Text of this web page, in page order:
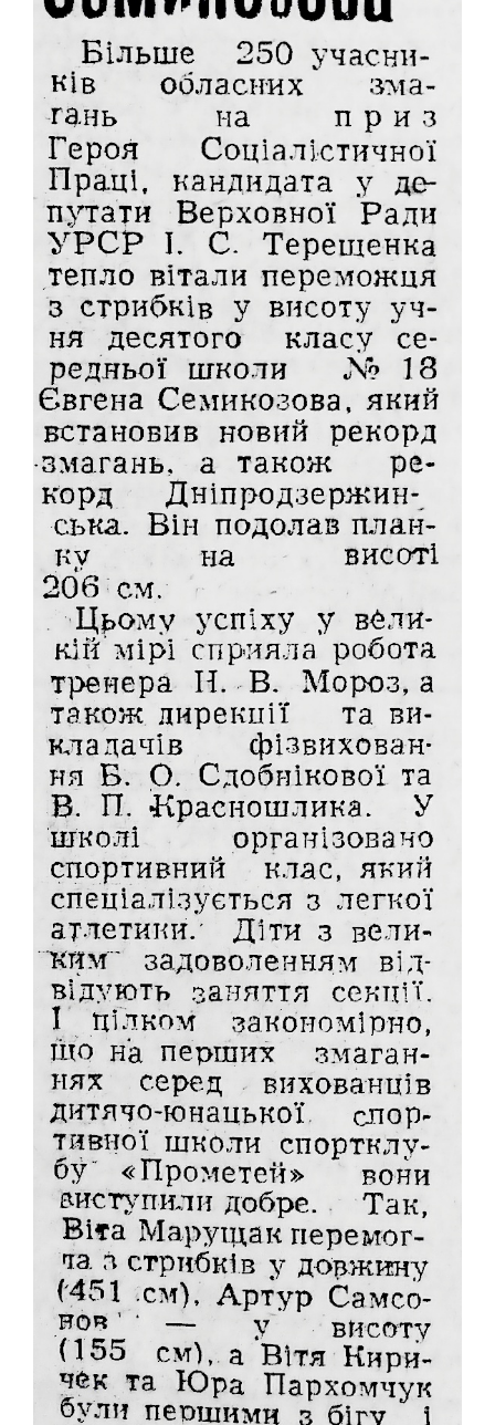
ШАХИ
СЕГИ
СПОРТИВНІ ТАНЦІ, ЧЕРЛІДІНГ
СПОРТИВНІ ТАНЦІ
ЧЕРЛІДІНГ
БІЛЬЯРДНИЙ СПОРТ
ПАРКУР
СПОРТИВНІ СПОРУДИ
СПОРТИВНЕ ОРІЄНТУВАННЯ
КУЛЬТУРА
ОСВІТА
ІСТОРІЯ
ВІДОМІ ЛЮДИ МІСТА
ПАМ'ЯТНИКИ МІСТА
"ПЕРЕГОРТАЮЧИ СТАРІ ГАЗЕТИ"
50-ТІ РОКИ
60-ТІ РОКИ
70-ТІ РОКИ
80-ТІ РОКИ
90-ТІ РОКИ
ІСТОРІЯ ОДНІЄЇ ФОТОГРАФІЇ
ІСТОРІЯ ТРАНСПОРТУ
РЕКОРДИ МІСТА